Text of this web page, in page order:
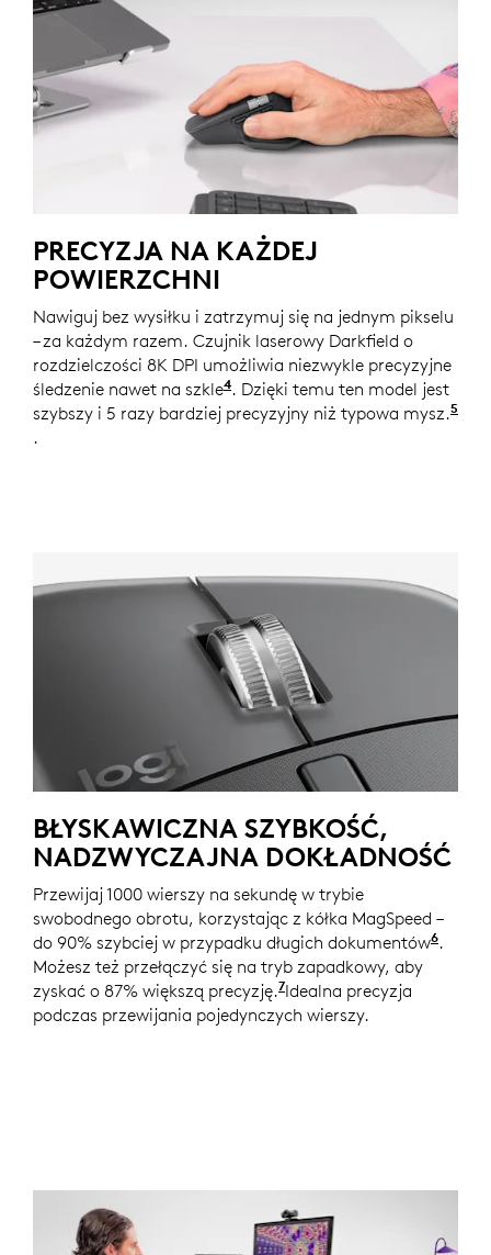
PRECYZJA NA KAŻDEJ
POWIERZCHNI
Nawiguj bez wysiłku i zatrzymuj się na jednym pikselu
– za każdym razem. Czujnik laserowy Darkfield o
rozdzielczości 8K DPI umożliwia niezwykle precyzyjne
śledzenie nawet na szkle4Minimalna grubość szkła 4
. Dzięki temu ten model jest
szybszy i 5 razy bardziej precyzyjny niż typowa mysz.5
.
BŁYSKAWICZNA SZYBKOŚĆ,
NADZWYCZAJNA DOKŁADNOŚĆ
Przewijaj 1000 wierszy na sekundę w trybie
swobodnego obrotu, korzystając z kółka MagSpeed –
do 90% szybciej w przypadku długich dokumentów6W
.
Możesz też przełączyć się na tryb zapadkowy, aby
zyskać o 87% większą precyzję.7W porównaniu z myszą
Idealna precyzja
podczas przewijania pojedynczych wierszy.